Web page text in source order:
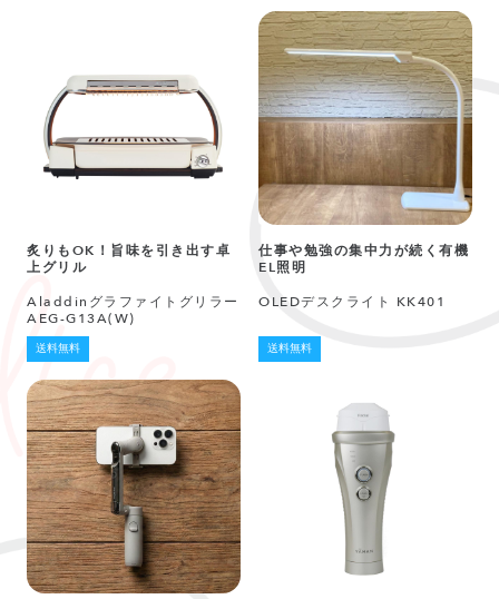
炙りもOK！旨味を引き出す卓
上グリル
Aladdinグラファイトグリラー
AEG-G13A(W)
送料無料
仕事や勉強の集中力が続く有機
EL照明
OLEDデスクライト KK401
送料無料